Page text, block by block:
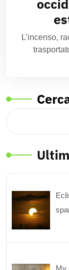
L’incenso,